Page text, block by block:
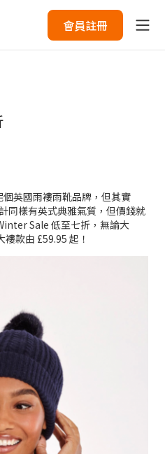
會員註冊
英國雨褸雨靴品牌，但其實
同樣有英式典雅氣質，但價錢就
Sale 低至七折，無論大
款由 £59.95 起！